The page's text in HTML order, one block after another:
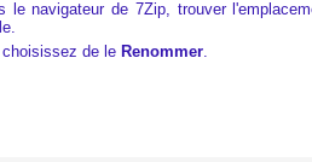
le navigateur de 7Zip, trouver
de le Renommer.